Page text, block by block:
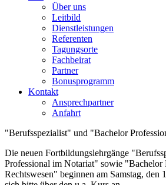
Über uns
Leitbild
Dienstleistungen
Referenten
Tagungsorte
Fachbeirat
Partner
Bonusprogramm
Kontakt
Ansprechpartner
Anfahrt
"Berufsspezialist" und "Bachelor
Die neuen Fortbildungslehrgänge
Professional im Notariat" sowie "Bachelor
Rechtswesen" beginnen am Samstag, den